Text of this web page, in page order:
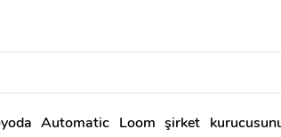
Automatic Loom şirket